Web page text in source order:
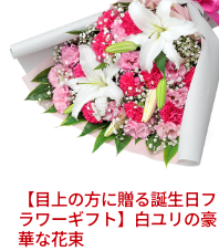
【目上の方に贈る誕生日フ
ラワーギフト】白ユリの豪
華な花束